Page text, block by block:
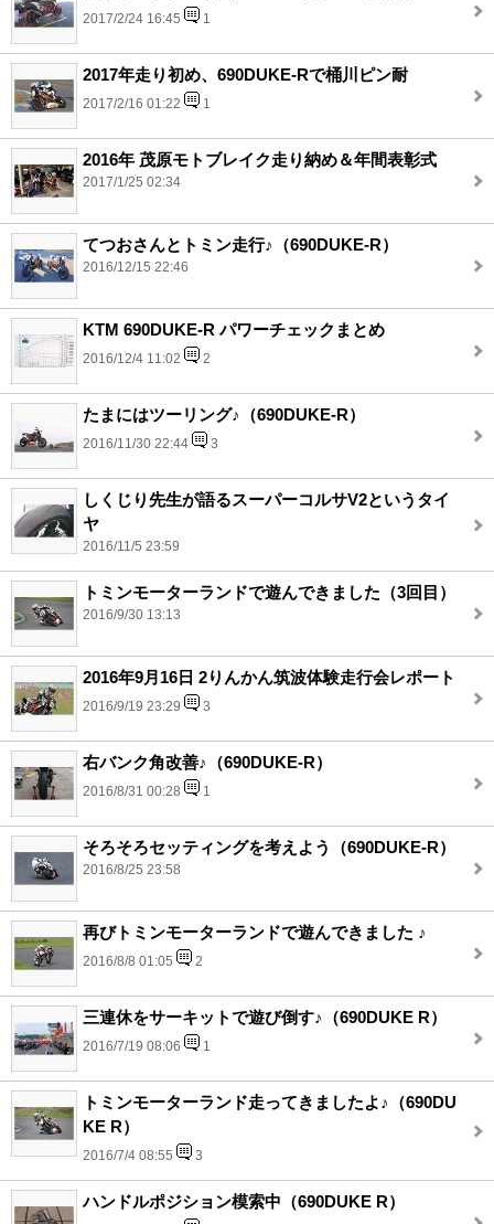
2017/2/24 16:45 1
2017年走り初め、690DUKE-Rで桶川ピン耐
2017/2/16 01:22 1
2016年 茂原モトブレイク走り納め＆年間表彰式
2017/1/25 02:34
てつおさんとトミン走行♪（690DUKE-R）
2016/12/15 22:46
KTM 690DUKE-R パワーチェックまとめ
2016/12/4 11:02 2
たまにはツーリング♪（690DUKE-R）
2016/11/30 22:44 3
しくじり先生が語るスーパーコルサV2というタイ
ヤ
2016/11/5 23:59
トミンモーターランドで遊んできました（3回目）
2016/9/30 13:13
2016年9月16日 2りんかん筑波体験走行会レポート
2016/9/19 23:29 3
右バンク角改善♪（690DUKE-R）
2016/8/31 00:28 1
そろそろセッティングを考えよう（690DUKE-R）
2016/8/25 23:58
再びトミンモーターランドで遊んできました ♪
2016/8/8 01:05 2
三連休をサーキットで遊び倒す♪（690DUKE R）
2016/7/19 08:06 1
トミンモーターランド走ってきましたよ♪（690DU
KE R）
2016/7/4 08:55 3
ハンドルポジション模索中（690DUKE R）